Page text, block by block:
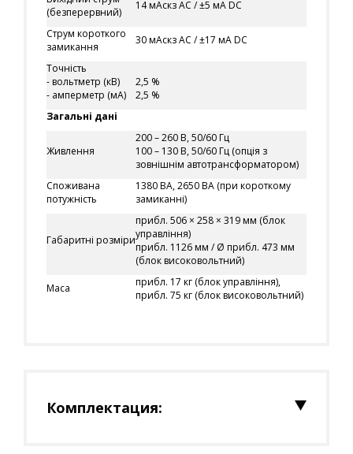
(безперервний)
14 мАскз AC / ±5 мА DC
Струм короткого
замикання
30мАскзAC /±17 мА DC
Точність
- вольтметр (кВ)
- амперметр (мА)
2,5 %
2,5 %
Загальні дані
Живлення
200 – 260 В, 50/60 Гц
100 – 130 В, 50/60 Гц (опція з
зовнішнім автотрансформатором)
Споживана
потужність
1380 ВА, 2650 ВА (при короткому
замиканні)
Габаритні розміри
прибл. 506 × 258 × 319 мм (блок
управління)
прибл. 1126 мм / Ø прибл. 473 мм
(блок високовольтний)
Маса
прибл. 17 кг (блок управління),
прибл. 75 кг (блок високовольтний)
Комплектация: